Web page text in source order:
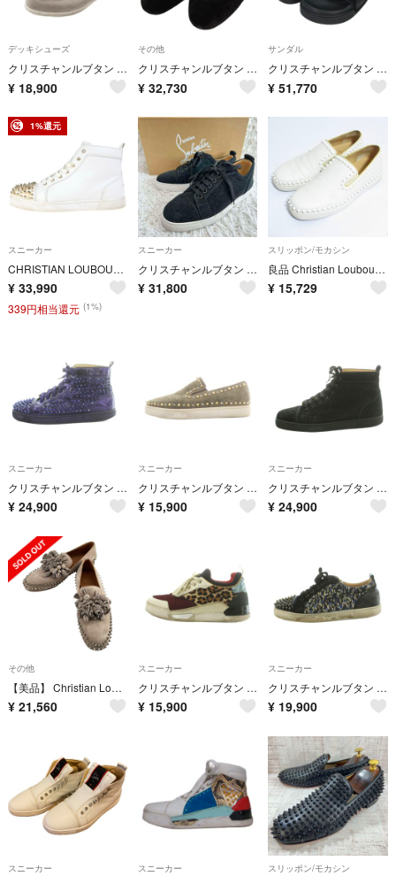
デッキシューズ
クリスチャンルブタン デッキシューズ スエード レザー ロゴ 41 グレー
¥ 18,900
その他
クリスチャンルブタン スエードフラットミュール メンズ 43.5
¥ 32,730
サンダル
クリスチャンルブタン DADDY POOL FLAT スタッズデザインダディプールサンダル メンズ 40.5
¥ 51,770
1%還元
スニーカー
CHRISTIAN LOUBOUTIN クリスチャンルブタン スタッズデザイン レザー ハイカットスニーカー ホワイト
¥ 33,990
339円相当還元 (1%)
スニーカー
クリスチャンルブタン スニーカー LOUIS JUNIOR グリッター
¥ 31,800
スリッポン/モカシン
良品 Christian Louboutin クリスチャンルブタン ピックボート スタッズ スリッポン スニーカー 42 27cm相当 ホワイト メンズ 古着 中古 USED
¥ 15,729
スニーカー
クリスチャンルブタン スタッズ スニーカー ハイカット シューズ 41
¥ 24,900
スニーカー
クリスチャンルブタン スニーカー スタッズ 41 カーキ 緑 グリーン
¥ 15,900
スニーカー
クリスチャンルブタン ラインストーン ハイカットスニーカー シューズ 44
¥ 24,900
その他
【美品】 Christian Louboutin / クリスチャンルブタン | スエード スパイク タッセルローファー | 43 | ベージュ | メンズ
¥ 21,560
スニーカー
クリスチャンルブタン オーレリアン スニーカー シューズ レオパード柄
¥ 15,900
スニーカー
クリスチャンルブタン スタッズスニーカー ローカット シューズ 42
¥ 19,900
スニーカー スニーカー スリッポン/モカシン